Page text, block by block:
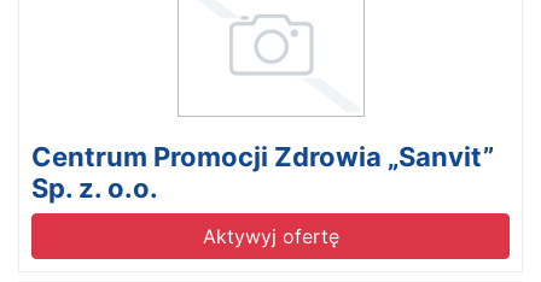
Centrum Promocji Zdrowia „Sanvit”
Sp. z. o.o.
Aktywyj ofertę